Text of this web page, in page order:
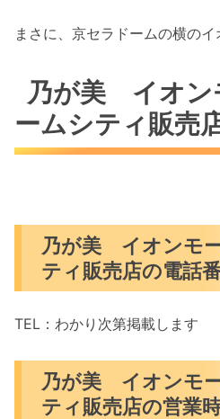
まさに、京セラドームの横のイ
乃が美 イオン
ームシティ販売
乃が美 イオンモ
ティ販売店の電話
TEL：わかり次第掲載します
乃が美 イオンモ
ティ販売店の営業